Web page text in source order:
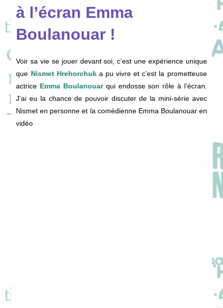
à l’écran Emma
Boulanouar !
Voir sa vie se jouer devant soi, c’est une expérience unique
que Nismet Hrehorchuka pu vivre et c’est la prometteuse
actrice Emma Boulanouarqui endosse son rôle à l’écran.
J’ai eu la chance de pouvoir discuter de la mini-série avec
Nismet en personne et la comédienne Emma Boulanouar en
vidéo